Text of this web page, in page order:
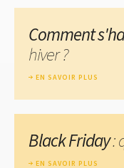
Comment
hiver ?
EN SAVOIR PLUS
Black Friday:
EN SAVOIR PLUS